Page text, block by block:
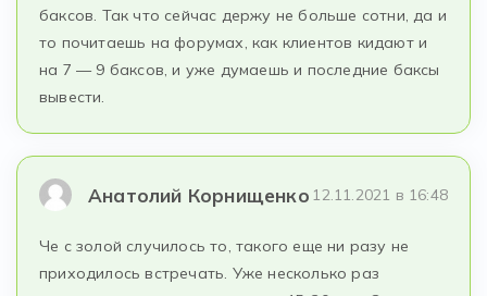
баксов. Так что сейчас держу не больше сотни, да и
то почитаешь на форумах, как клиентов кидают и
на 7 — 9 баксов, и уже думаешь и последние баксы
вывести.
Анатолий Корнищенко 12.11.2021 в 16:48
Че с золой случилось то, такого еще ни разу не
приходилось встречать. Уже несколько раз